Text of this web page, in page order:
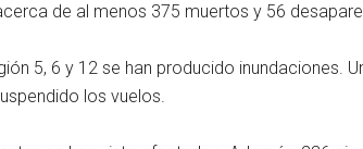
de al menos 375 muertos y 56
5, 6 y 12 se han producido inundaciones.
los vuelos.